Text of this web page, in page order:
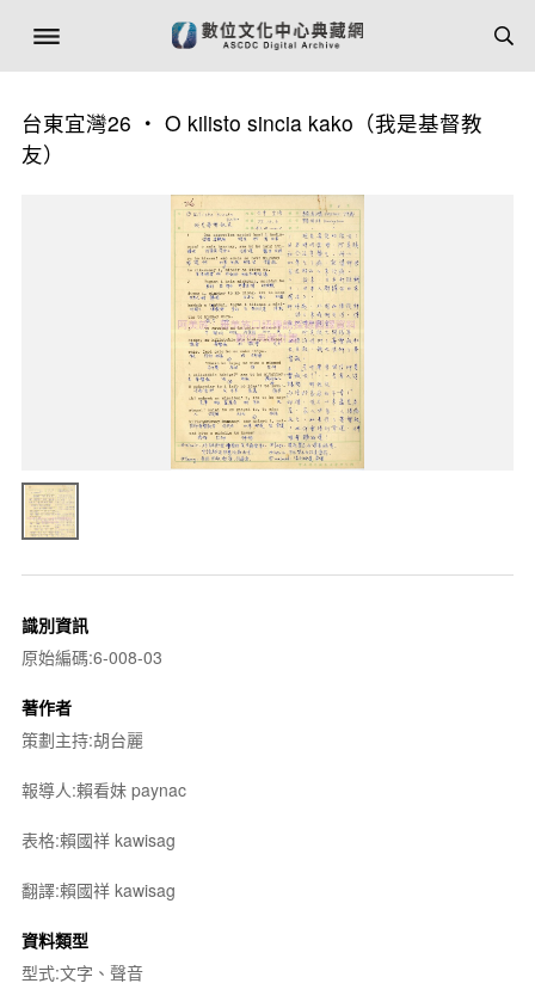
台東宜灣26 ‧ O kilisto sincia kako（我是基督教
友）
識別資訊
原始編碼:6-008-03
著作者
策劃主持:胡台麗
報導人:賴看妹 paynac
表格:賴國祥 kawisag
翻譯:賴國祥 kawisag
資料類型
型式:文字、聲音